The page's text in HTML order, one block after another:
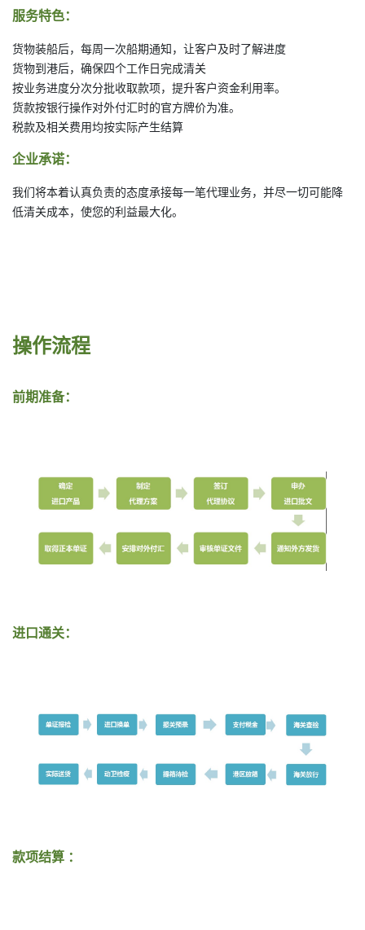
服务特色：
货物装船后，每周一次船期通知，让客户及时了解进度
货物到港后，确保四个工作日完成清关
按业务进度分次分批收取款项，提升客户资金利用率。
货款按银行操作对外付汇时的官方牌价为准。
税款及相关费用均按实际产生结算
企业承诺：
我们将本着认真负责的态度承接每一笔代理业务，并尽一切可能降
低清关成本，使您的利益最大化。
操作流程
前期准备：
进口通关：
款项结算 ：